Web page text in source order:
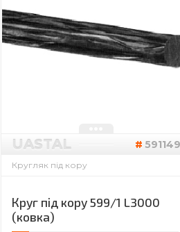
UASTAL 591149
Кругляк під кору
Круг під кору 599/1 L3000
(ковка)